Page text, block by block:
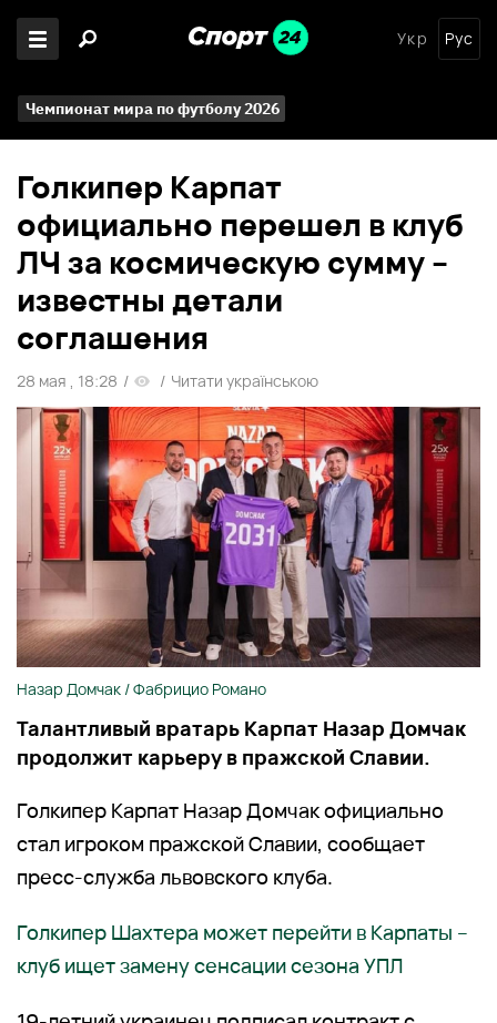
Укр Рус
Чемпионат мира по футболу 2026
Голкипер Карпат
официально перешел в клуб
ЛЧ за космическую сумму –
известны детали
соглашения
28 мая , 18:28 / / Читати українською
Назар Домчак / Фабрицио Романо
Талантливый вратарь Карпат Назар Домчак
продолжит карьеру в пражской Славии.
Голкипер Карпат Назар Домчак официально
стал игроком пражской Славии, сообщает
пресс-служба львовского клуба.
Голкипер Шахтера может перейти в Карпаты –
клуб ищет замену сенсации сезона УПЛ